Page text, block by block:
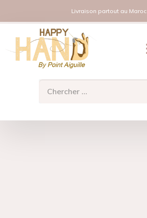
Livraison partout au Maroc